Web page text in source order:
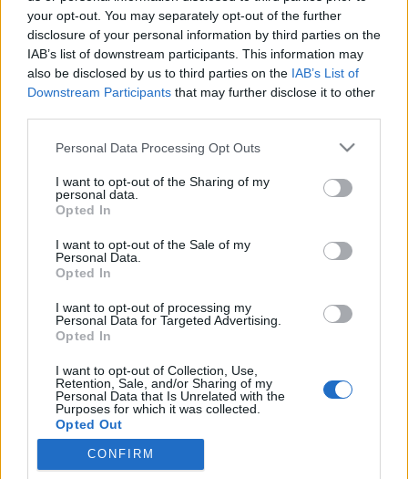
your opt-out. You may separately opt-out of the further
disclosure of your personal information by third parties on the
IAB’s list of downstream participants. This information may
also be disclosed by us to third parties on the IAB’s List of
Downstream Participants that may further disclose it to other
Please note that this website/app uses one or more Google
not limited to your visit or usage behaviour. You may click to
grant or deny consent to Google and its third-party tags to
use your data for below specified purposes in below Google
consent section.
Personal Data Processing Opt Outs
I want to opt-out of the Sharing of my
personal data.
Opted In
I want to opt-out of the Sale of my
Personal Data.
Opted In
I want to opt-out of processing my
Personal Data for Targeted Advertising.
Opted In
I want to opt-out of Collection, Use,
Retention, Sale, and/or Sharing of my
Personal Data that Is Unrelated with the
Purposes for which it was collected.
Opted Out
Google consents
CONFIRM
VACSORA (Az őrület félpercesei 2.)
Francis W. Scott•2008. június 06.
Aznapra egy drága éttermet választottam. Éppen
elég pénzem volt, nem kellett félnem a számlától.
Ahogy leültünk az asztalhoz, egymással szemben, a
átnyújtott egy étlapot. Azonnal lapozgatni kezdtem.
Vastagabb volt, mint egy átlagos…
HOBBI (Az őrület félpercesei 1.)
Francis W. Scott
– Jó napot, kedves uram! Miben segíthetek?– A
igen, már látom is. Fáradjon csak be, a doktor úr
már várja Önt! – Jó napot kívánok, én vagyok a
doktor úr. Foglaljon helyet azon a kényelmes
pamlagon,…